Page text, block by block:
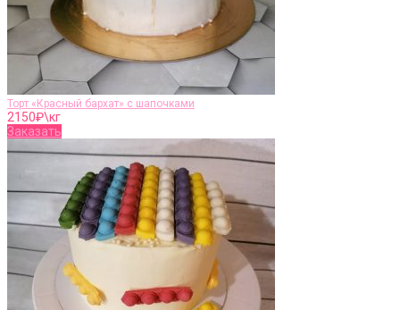
Торт «Красный бархат» с шапочками
2150₽\кг
Заказать